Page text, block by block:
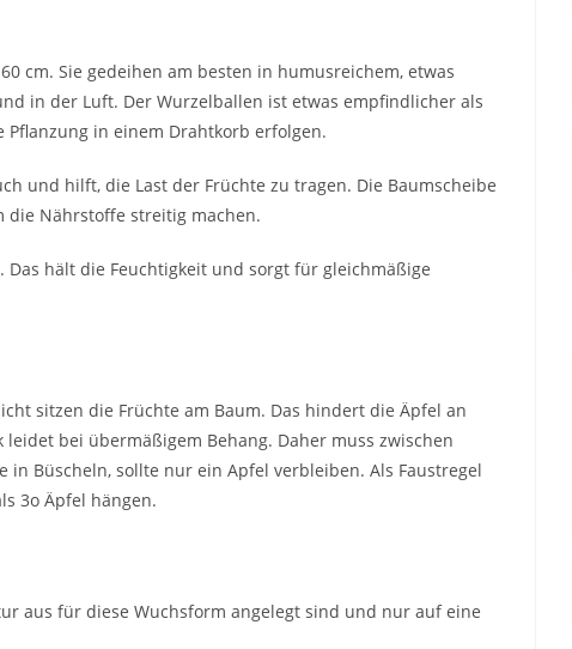
cm. Sie gedeihen am besten in humusreichem, etwas
in der Luft. Der Wurzelballen ist etwas empfindlicher als
Pflanzung in einem Drahtkorb erfolgen.
und hilft, die Last der Früchte zu tragen. Die Baumscheibe
die Nährstoffe streitig machen.
. Das hält die Feuchtigkeit und sorgt für gleichmäßige
sitzen die Früchte am Baum. Das hindert die Äpfel an
bei übermäßigem Behang. Daher muss zwischen
in Büscheln, sollte nur ein Apfel verbleiben. Als Faustregel
3o Äpfel hängen.
aus für diese Wuchsform angelegt sind und nur auf eine